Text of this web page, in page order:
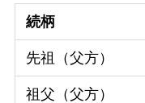
続柄
先祖（父方）
祖父（父方）